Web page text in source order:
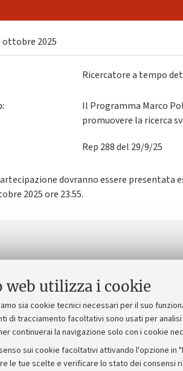
web utilizza i cookie
sia cookie tecnici necessari per il suo
di tracciamento facoltativi sono usati per
continuerai la navigazione solo con i cookie
sui cookie facoltativi attivando l'opzione
le tue scelte e verificare lo stato dei consensi
ottobre 2025
Ricercatore a tempo
Il Programma Marco
promuovere la ricerca
Rep 288 del 29/9/25
dovranno essere presentata
2025 ore 23.55.